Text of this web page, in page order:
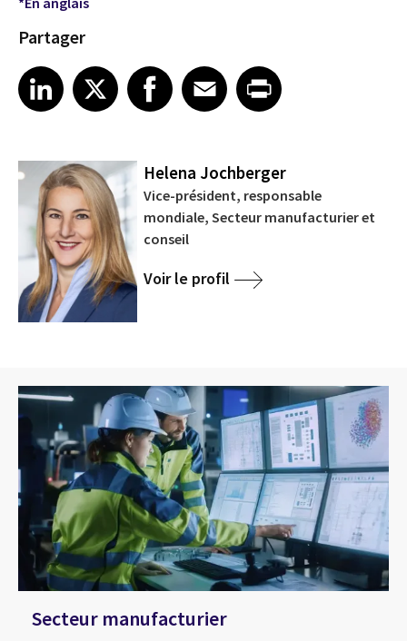
Partager
Share article on LinkedIn
LinkedIn
Share article on XShare article on Facebook
Facebook
Share article on Email
EmailShare article on Print
Helena Jochberger
Vice-président, responsable
mondiale, Secteur manufacturier et
conseil
Voir le profil
Secteur manufacturier